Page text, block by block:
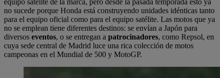
equipo satélite de la marca, pero desde la pasada temporada esto ya
no sucede porque Honda está construyendo unidades idénticas tanto
para el equipo oficial como para el equipo satélite. Las motos que ya
no se emplean tiene diferentes destinos: se envían a Japón para
diversos eventos, o se entregan a patrocinadores, como Repsol, en
cuya sede central de Madrid luce una rica colección de motos
campeonas en el Mundial de 500 y MotoGP.